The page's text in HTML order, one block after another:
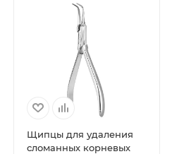
Щипцы для удаления
сломанных корневых